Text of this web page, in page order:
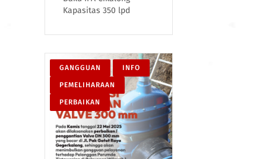
Kapasitas 350 lpd
GANGGUAN INFO
PEMELIHARAAN
PERBAIKAN